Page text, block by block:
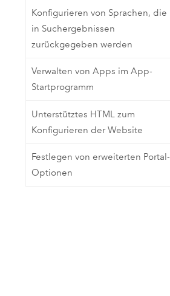
Konfigurieren von Sprachen, die
in Suchergebnissen
zurückgegeben werden
Verwalten von Apps im App-
Startprogramm
Unterstütztes HTML zum
Konfigurieren der Website
Festlegen von erweiterten Portal-
Optionen